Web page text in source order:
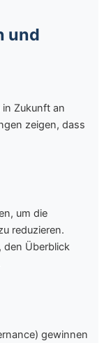
und
Zukunft an
zeigen, dass
um die
reduzieren.
den Überblick
gewinnen